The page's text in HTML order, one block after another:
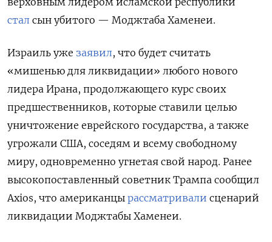
стал сын убитого — Моджтаба Хаменеи.
Израиль уже заявил, что будет считать
«мишенью для ликвидации» любого нового
лидера Ирана, продолжающего курс своих
предшественников, которые ставили целью
уничтожение еврейского государства, а также
угрожали США, соседям и всему свободному
миру, одновременно угнетая свой народ. Ранее
высокопоставленный советник Трампа сообщил
Axios, что американцы рассматривали сценарий
ликвидации Моджтабы Хаменеи.